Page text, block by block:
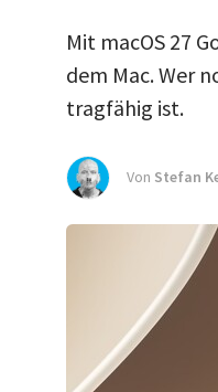
Mit macOS 27
dem Mac. Wer
tragfähig ist.
Von Stefan